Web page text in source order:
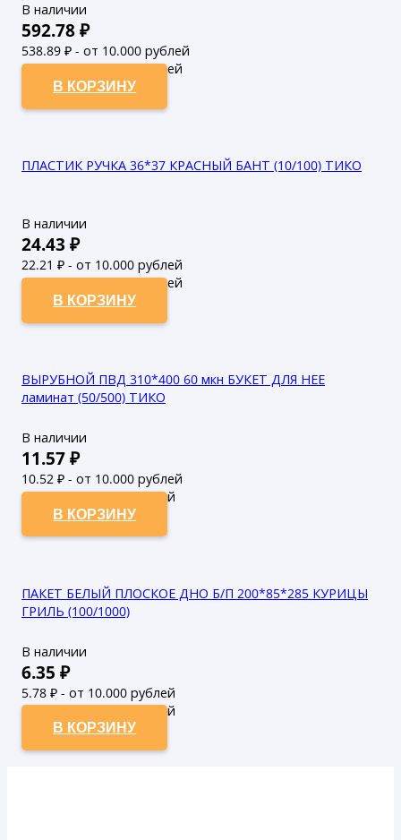
В наличии
592.78₽
538.89 ₽ - от 10.000 рублей
489.9₽ - от 50.000 рублей
В КОРЗИНУ
ПЛАСТИК РУЧКА 36*37 КРАСНЫЙ БАНТ (10/100) ТИКО
В наличии
24.43 ₽
22.21 ₽ - от 10.000 рублей
20.19₽ - от 50.000 рублей
В КОРЗИНУ
ВЫРУБНОЙ ПВД 310*400 60 мкн БУКЕТ ДЛЯ НЕЕ
ламинат (50/500) ТИКО
В наличии
11.57₽
10.52 ₽ - от 10.000 рублей
9.56₽ - от 50.000 рублей
В КОРЗИНУ
ПАКЕТ БЕЛЫЙ ПЛОСКОЕ ДНО Б/П 200*85*285 КУРИЦЫ
ГРИЛЬ (100/1000)
В наличии
6.35 ₽
5.78 ₽ - от 10.000 рублей
5.25₽ - от 50.000 рублей
В КОРЗИНУ